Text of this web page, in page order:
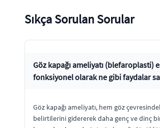
Sıkça Sorulan Sorular
Göz kapağı ameliyatı (blefaroplasti)
fonksiyonel olarak ne gibi faydalar
Göz kapağı ameliyatı, hem göz
belirtilerini gidererek daha genç ve dinç